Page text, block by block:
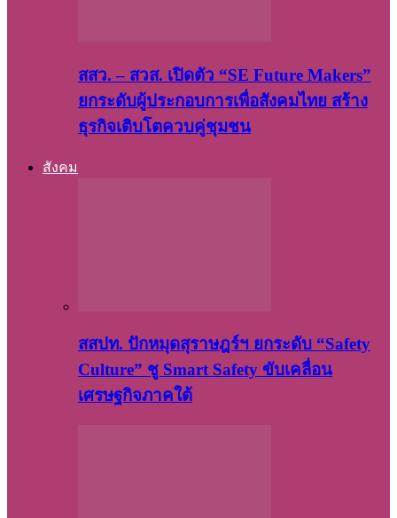
สสว. – สวส. เปิดตัว “SE Future Makers”
ยกระดับผู้ประกอบการเพื่อสังคมไทย สร้าง
ธุรกิจเติบโตควบคู่ชุมชน
สังคม
สสปท. ปักหมุดสุราษฎร์ฯ ยกระดับ “Safety
Culture” ชู Smart Safety ขับเคลื่อน
เศรษฐกิจภาคใต้